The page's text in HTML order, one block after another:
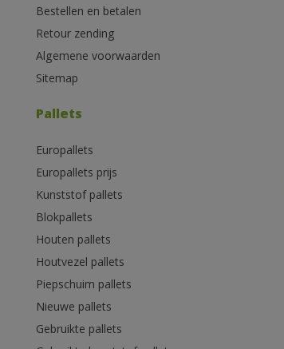
Bestellen en betalen
Retour zending
Algemene voorwaarden
Sitemap
Pallets
Europallets
Europallets prijs
Kunststof pallets
Blokpallets
Houten pallets
Houtvezel pallets
Piepschuim pallets
Nieuwe pallets
Gebruikte pallets